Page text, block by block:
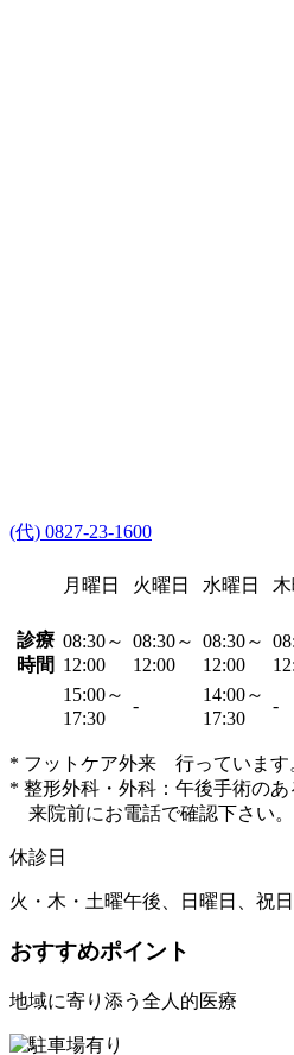
(代) 0827-23-1600
月曜日 火曜日 水曜日
診療
時間
08:30～
12:00
08:30～
12:00
08:30～
12:00
15:00～
17:30
-
14:00～
17:30
-
* フットケア外来 行っています
* 整形外科・外科：午後手術のあ
来院前にお電話で確認下さい。
休診日
火・木・土曜午後、日曜日、祝日
おすすめポイント
地域に寄り添う全人的医療